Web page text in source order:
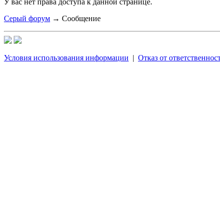
Серый форум → Сообщение
Условия использования информации | Отказ от